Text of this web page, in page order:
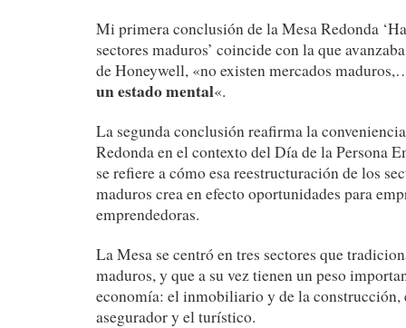
Mi primera conclusión de la Mesa Redonda
sectores maduros’ coincide con la que
de Honeywell, «no existen mercados
un estado mental«.
La segunda conclusión reafirma la
Redonda en el contexto del Día de la Persona
se refiere a cómo esa reestructuración de los
maduros crea en efecto oportunidades para
emprendedoras.
La Mesa se centró en tres sectores que
maduros, y que a su vez tienen un peso
economía: el inmobiliario y de la
asegurador y el turístico.